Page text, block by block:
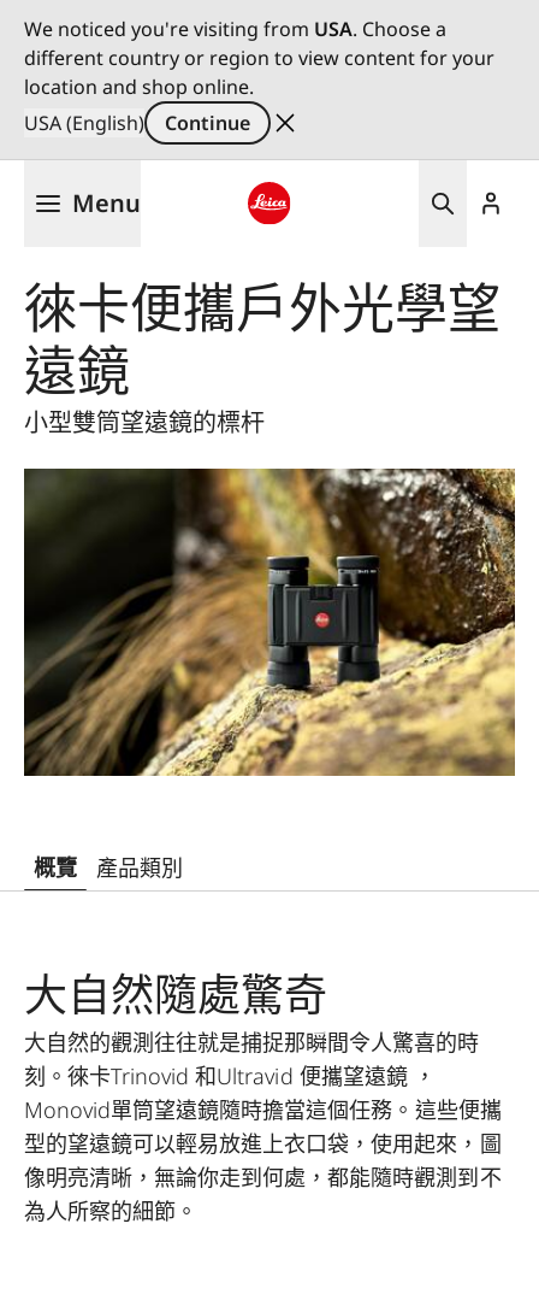
We noticed you're visiting from USA. Choose a
different country or region to view content for your
location and shop online.
USA (English)
Continue
Menu
徠卡便攜戶外光學望
遠鏡
小型雙筒望遠鏡的標杆
概覽 產品類別
大自然隨處驚奇
大自然的觀測往往就是捕捉那瞬間令人驚喜的時
刻。徠卡Trinovid 和Ultravid 便攜望遠鏡 ，
Monovid單筒望遠鏡隨時擔當這個任務。這些便攜
型的望遠鏡可以輕易放進上衣口袋，使用起來，圖
像明亮清晰，無論你走到何處，都能隨時觀測到不
為人所察的細節。